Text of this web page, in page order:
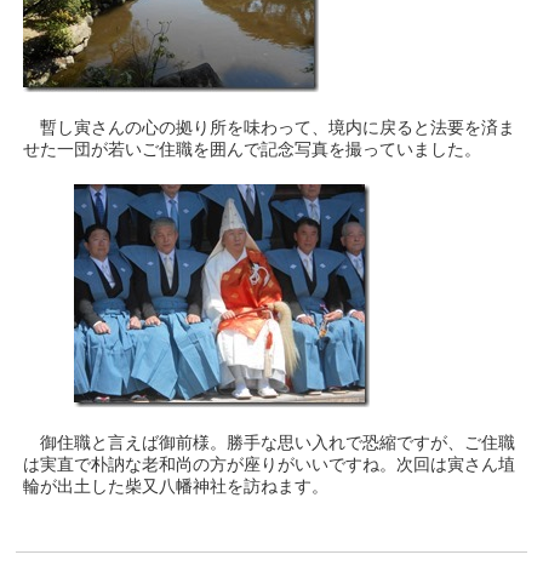
暫し寅さんの心の拠り所を味わって、境内に戻ると法要を済ま
せた一団が若いご住職を囲んで記念写真を撮っていました。
御住職と言えば御前様。勝手な思い入れで恐縮ですが、ご住職
は実直で朴訥な老和尚の方が座りがいいですね。次回は寅さん埴
輪が出土した柴又八幡神社を訪ねます。